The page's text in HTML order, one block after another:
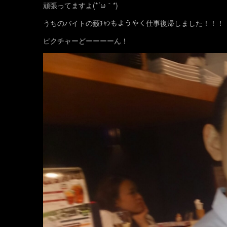
頑張ってますよ(*´ω｀*)
うちのバイトの藪ﾁｬﾝもようやく仕事復帰しました！！！
ピクチャーどーーーーん！